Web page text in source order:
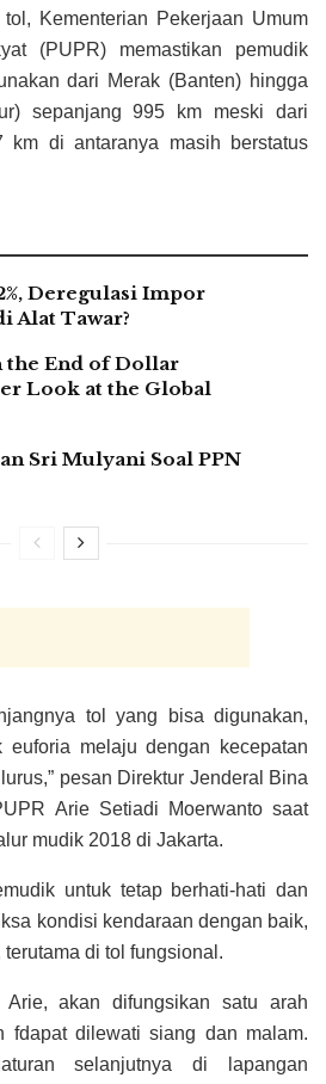
Kementerian Pekerjaan Umum
(PUPR) memastikan pemudik
dari Merak (Banten) hingga
sepanjang 995 km meski dari
km di antaranya masih berstatus
Deregulasi Impor
Alat Tawar?
End of Dollar
Look at the Global
Sri Mulyani Soal PPN
tol yang bisa digunakan,
euforia melaju dengan kecepatan
pesan Direktur Jenderal Bina
Arie Setiadi Moerwanto saat
mudik 2018 di Jakarta.
untuk tetap berhati-hati dan
kondisi kendaraan dengan baik,
di tol fungsional.
akan difungsikan satu arah
fdapat dilewati siang dan malam.
selanjutnya di lapangan